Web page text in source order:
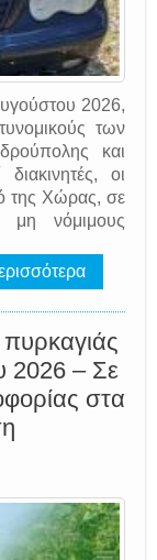
2026,
των
και
οι
της Χώρας, σε
μη νόμιμους
2026 – Σε
στα